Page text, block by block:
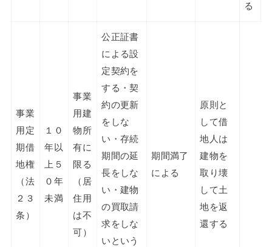
る
事業
用定
期借
地権
（法
２３
条）
１０
年以
上５
０年
未満
事業
用建
物所
有に
限る
（居
住用
は不
可）
公正証書
による設
定契約を
する・契
約の更新
をしな
い・存続
期間の延
長をしな
い・建物
の買取請
求をしな
いという
期間満了
による
原則と
して借
地人は
建物を
取り壊
して土
地を返
還する